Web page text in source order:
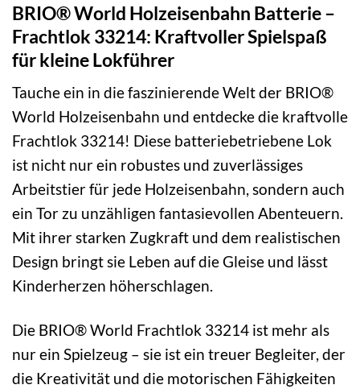
BRIO® World Holzeisenbahn Batterie –
Frachtlok 33214: Kraftvoller Spielspaß
für kleine Lokführer
Tauche ein in die faszinierende Welt der BRIO®
World Holzeisenbahn und entdecke die kraftvolle
Frachtlok 33214! Diese batteriebetriebene Lok
ist nicht nur ein robustes und zuverlässiges
Arbeitstier für jede Holzeisenbahn, sondern auch
ein Tor zu unzähligen fantasievollen Abenteuern.
Mit ihrer starken Zugkraft und dem realistischen
Design bringt sie Leben auf die Gleise und lässt
Kinderherzen höherschlagen.
Die BRIO® World Frachtlok 33214 ist mehr als
nur ein Spielzeug – sie ist ein treuer Begleiter, der
die Kreativität und die motorischen Fähigkeiten